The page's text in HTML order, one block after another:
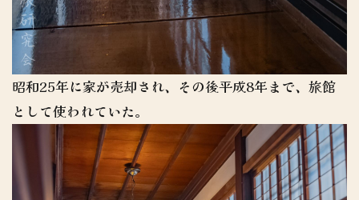
昭和25年に家が売却され、その後平成8年まで、旅館
として使われていた。